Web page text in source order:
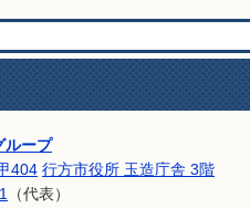
ループ
404 行方市役所 玉造庁舎 3階
（代表）